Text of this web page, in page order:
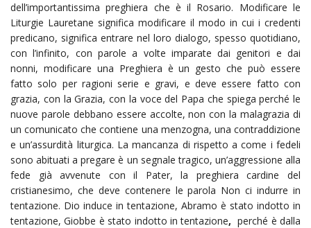
dell’importantissima preghiera che è il Rosario. Modificare le
Liturgie Lauretane significa modificare il modo in cui i credenti
predicano, significa entrare nel loro dialogo, spesso quotidiano,
con l’infinito, con parole a volte imparate dai genitori e dai
nonni, modificare una Preghiera è un gesto che può essere
fatto solo per ragioni serie e gravi, e deve essere fatto con
grazia, con la Grazia, con la voce del Papa che spiega perché le
nuove parole debbano essere accolte, non con la malagrazia di
un comunicato che contiene una menzogna, una contraddizione
e un’assurdità liturgica. La mancanza di rispetto a come i fedeli
sono abituati a pregare è un segnale tragico, un’aggressione alla
fede già avvenute con il Pater, la preghiera cardine del
cristianesimo, che deve contenere le parola Non ci indurre in
tentazione. Dio induce in tentazione, Abramo è stato indotto in
tentazione, Giobbe è stato indotto in tentazione, perché è dalla